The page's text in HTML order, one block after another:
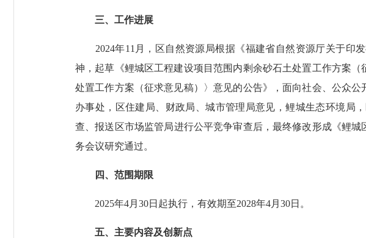
三、工作进展
2024年11月，区自然资源局根据《福建省自然资源厅关于印发
神，起草《鲤城区工程建设项目范围内剩余砂石土处置工作方案
处置工作方案（征求意见稿）〉意见的公告》，面向社会、公众
办事处，区住建局、财政局、城市管理局意见，鲤城生态环境局
查、报送区市场监管局进行公平竞争审查后，最终修改形成《鲤
务会议研究通过。
四、范围期限
2025年4月30日起执行，有效期至2028年4月30日。
五、主要内容及创新点